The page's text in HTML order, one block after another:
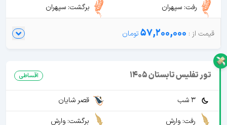
رفت: سپهران برگشت: سپهران
57,200,000
تور تفلیس تابستان 1405 اقساطی
3 شب
قصر شایان
رفت: وارش
برگشت: وارش